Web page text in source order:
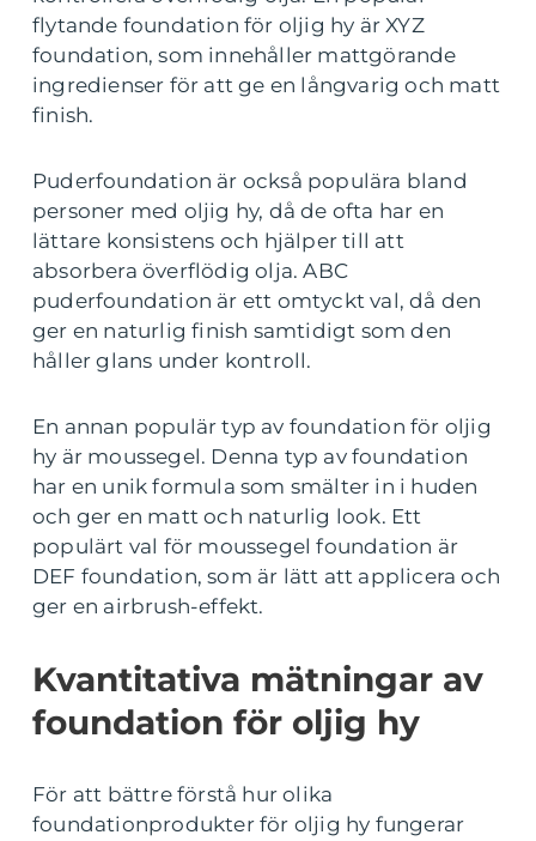
flytande foundation för oljig hy är XYZ
foundation, som innehåller mattgörande
ingredienser för att ge en långvarig och matt
finish.
Puderfoundation är också populära bland
personer med oljig hy, då de ofta har en
lättare konsistens och hjälper till att
absorbera överflödig olja. ABC
puderfoundation är ett omtyckt val, då den
ger en naturlig finish samtidigt som den
håller glans under kontroll.
En annan populär typ av foundation för oljig
hy är moussegel. Denna typ av foundation
har en unik formula som smälter in i huden
och ger en matt och naturlig look. Ett
populärt val för moussegel foundation är
DEF foundation, som är lätt att applicera och
ger en airbrush-effekt.
Kvantitativa mätningar av
foundation för oljig hy
För att bättre förstå hur olika
foundationprodukter för oljig hy fungerar